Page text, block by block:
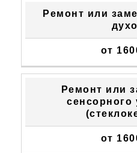
Ремонт или
от
Ремонт или
сенсорного
от